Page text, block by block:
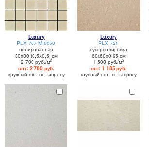
Luxury
PLX 707 M 5050
полированная
30x30 (0,5x0,5) см
2 700 руб./м2
опт: 2 780 руб.
крупный опт: по запросу
Luxury
PLX 721
суперполировка
60x60x0,95 см
1 500 руб./м2
опт: 1 185 руб.
крупный опт: по запросу